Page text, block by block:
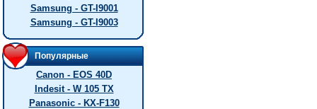
Samsung - GT-I9001
Samsung - GT-I9003
Популярные
Canon - EOS 40D
Indesit - W 105 TX
Panasonic - KX-F130